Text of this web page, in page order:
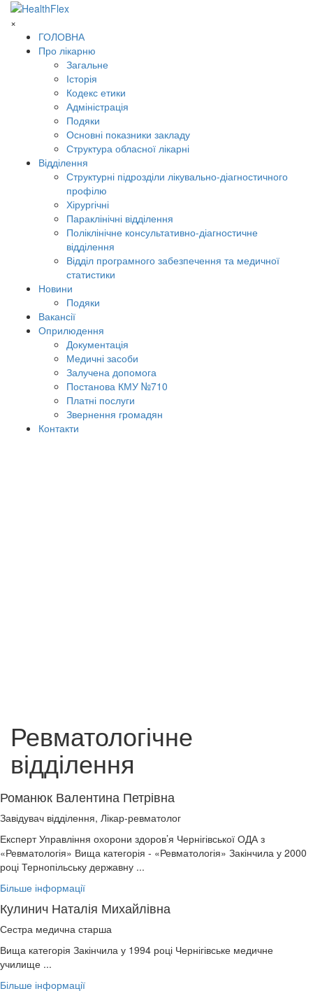
×
ГОЛОВНА
Про лікарню
Загальне
Історія
Кодекс етики
Адміністрація
Подяки
Основні показники закладу
Структура обласної лікарні
Відділення
Структурні підрозділи лікувально-діагностичного
профілю
Хірургічні
Параклінічні відділення
Поліклінічне консультативно-діагностичне
відділення
Відділ програмного забезпечення та медичної
статистики
Новини
Подяки
Вакансії
Оприлюдення
Документація
Медичні засоби
Залучена допомога
Постанова КМУ №710
Платні послуги
Звернення громадян
Контакти
Ревматологічне
відділення
Романюк Валентина Петрівна
Завідувач відділення, Лікар-ревматолог
Експерт Управління охорони здоров’я Чернігівської ОДА з
«Ревматологія» Вища категорія - «Ревматологія» Закінчила у 2000
році Тернопільську державну ...
Більше інформації
Кулинич Наталія Михайлівна
Сестра медична старша
Вища категорія Закінчила у 1994 році Чернігівське медичне
училище ...
Більше інформації